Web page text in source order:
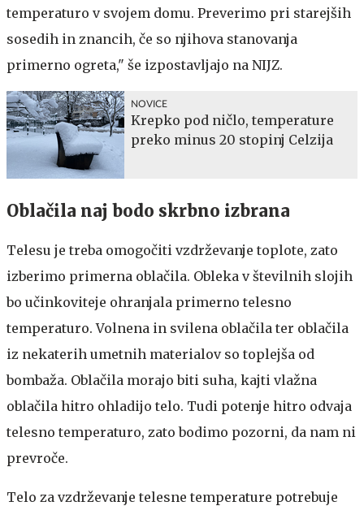
temperaturo v svojem domu. Preverimo pri starejših
sosedih in znancih, če so njihova stanovanja
primerno ogreta," še izpostavljajo na NIJZ.
NOVICE
Krepko pod ničlo, temperature
preko minus 20 stopinj Celzija
Oblačila naj bodo skrbno izbrana
Telesu je treba omogočiti vzdrževanje toplote, zato
izberimo primerna oblačila. Obleka v številnih slojih
bo učinkoviteje ohranjala primerno telesno
temperaturo. Volnena in svilena oblačila ter oblačila
iz nekaterih umetnih materialov so toplejša od
bombaža. Oblačila morajo biti suha, kajti vlažna
oblačila hitro ohladijo telo. Tudi potenje hitro odvaja
telesno temperaturo, zato bodimo pozorni, da nam ni
prevroče.
Telo za vzdrževanje telesne temperature potrebuje